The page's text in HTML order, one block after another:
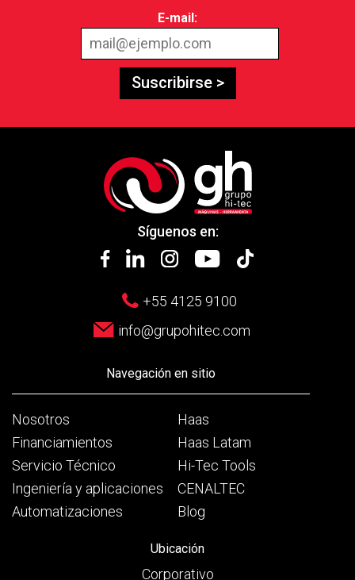
E-mail:
Suscribirse >
Síguenos en:
+55 4125 9100
info@grupohitec.com
Navegación en sitio
Nosotros
Financiamientos
Servicio Técnico
Ingeniería y aplicaciones
Automatizaciones
Haas
Haas Latam
Hi-Tec Tools
CENALTEC
Blog
Ubicación
Corporativo